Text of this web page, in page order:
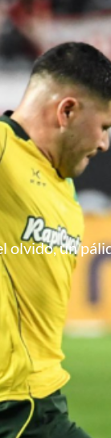
olvido, un